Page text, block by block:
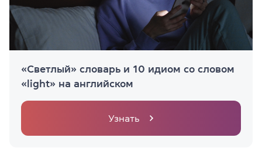
«Светлый» словарь и 10 идиом со словом
«light» на английском
Узнать